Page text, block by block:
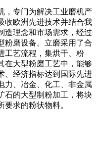
，专门为解决工业磨机产
收欧洲先进技术并结合我
造理念和市场需求，经过
粉磨设备。立磨采用了合
工艺流程，集烘干、粉
在大型粉磨工艺中，能够
、经济指标达到国际先进
力、冶金、化工、非金属
石的大型制粉加工，将块
求的粉状物料。